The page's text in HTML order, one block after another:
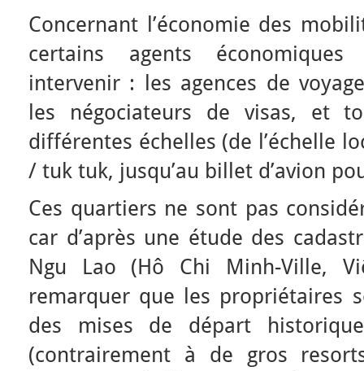
Concernant l’économie des
certains agents
intervenir : les agences de
les négociateurs de visas, et
différentes échelles (de l’échelle
/ tuk tuk, jusqu’au billet d’avion
Ces quartiers ne sont pas
car d’après une étude des
Ngu Lao (Hô Chi Minh-Ville,
remarquer que les propriétaires
des mises de départ
(contrairement à de gros